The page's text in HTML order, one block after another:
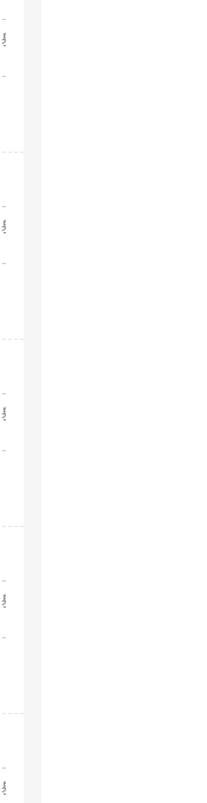
舉
舉
舉
舉
舉